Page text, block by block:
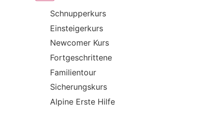
Schnupperkurs
Einsteigerkurs
Newcomer Kurs
Fortgeschrittene
Familientour
Sicherungskurs
Alpine Erste Hilfe